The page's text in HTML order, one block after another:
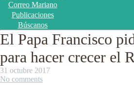
Correo Mariano
Publicaciones
Búscanos
El Papa Francisco
para hacer crecer el
31 octubre 2017
No comments